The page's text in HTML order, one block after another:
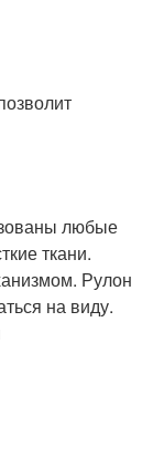
любые
ткани.
Рулон
на виду.